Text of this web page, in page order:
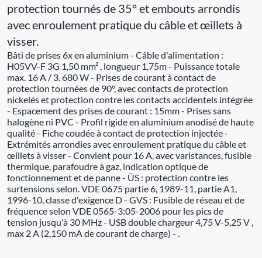
protection tournés de 35° et embouts arrondis
avec enroulement pratique du câble et œillets à
visser.
Bâti de prises 6x en aluminium - Câble d'alimentation :
H05VV-F 3G 1,50 mm² , longueur 1,75m - Puissance totale
max. 16 A / 3. 680 W - Prises de courant à contact de
protection tournées de 90°, avec contacts de protection
nickelés et protection contre les contacts accidentels intégrée
- Espacement des prises de courant : 15mm - Prises sans
halogène ni PVC - Profil rigide en aluminium anodisé de haute
qualité - Fiche coudée à contact de protection injectée -
Extrémités arrondies avec enroulement pratique du câble et
œillets à visser - Convient pour 16 A, avec varistances, fusible
thermique, parafoudre à gaz, indication optique de
fonctionnement et de panne - ÜS : protection contre les
surtensions selon. VDE 0675 partie 6, 1989-11, partie A1,
1996-10, classe d'exigence D - GVS : Fusible de réseau et de
fréquence selon VDE 0565-3:05-2006 pour les pics de
tension jusqu'à 30 MHz - USB double chargeur 4,75 V-5,25 V ,
max 2 A (2,150 mA de courant de charge) - .